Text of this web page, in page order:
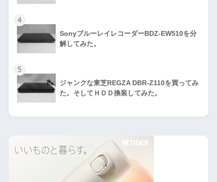
4
SonyブルーレイレコーダーBDZ-EW510を分
解してみた。
5
ジャンクな東芝REGZA DBR-Z110を買ってみ
た。そしてＨＤＤ換装してみた。